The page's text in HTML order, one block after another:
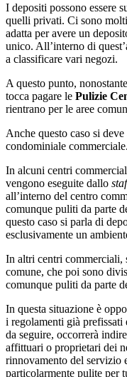
I depositi possono essere
quelli privati. Ci sono
adatta per avere un
unico. All’interno di
a classificare vari negozi.
A questo punto,
tocca pagare le Pulizie
rientrano per le aree
Anche questo caso si
condominiale commerciale.
In alcuni centri
vengono eseguite dallo
all’interno del centro
comunque puliti da parte
questo caso si parla di
esclusivamente un
In altri centri commerciali,
comune, che poi sono
comunque puliti da parte
In questa situazione è
i regolamenti già prefissati
da seguire, occorrerà
affittuari o proprietari dei
rinnovamento del servizio
particolarmente pulite per